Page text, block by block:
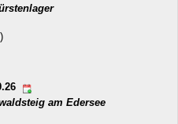
am Edersee